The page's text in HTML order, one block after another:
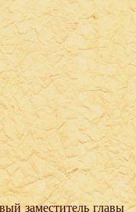
заместитель главы